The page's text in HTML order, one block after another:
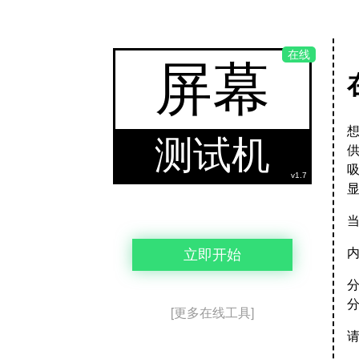
屏幕
测试机
在线
v1.7
立即开始
[更多在线工具]